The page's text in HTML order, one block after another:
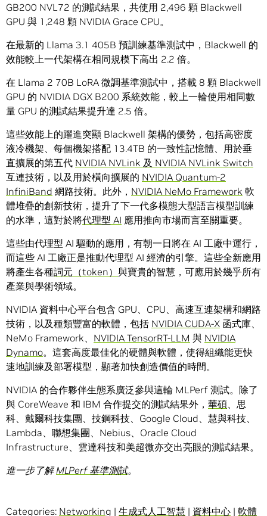
GB200 NVL72 的測試結果，共使用 2,496 顆 Blackwell
GPU 與 1,248 顆 NVIDIA Grace CPU。
在最新的 Llama 3.1 405B 預訓練基準測試中，Blackwell 的
效能較上一代架構在相同規模下高出 2.2 倍。
在 Llama 2 70B LoRA 微調基準測試中，搭載 8 顆 Blackwell
GPU 的 NVIDIA DGX B200 系統效能，較上一輪使用相同數
量 GPU 的測試結果提升達 2.5 倍。
這些效能上的躍進突顯 Blackwell 架構的優勢，包括高密度
液冷機架、每個機架搭配 13.4TB 的一致性記憶體、用於垂
直擴展的第五代 NVIDIA NVLink 及 NVIDIA NVLink Switch
互連技術，以及用於橫向擴展的 NVIDIA Quantum-2
InfiniBand 網路技術。此外， NVIDIA NeMo Framework 軟
體堆疊的創新技術，提升了下一代多模態大型語言模型訓練
的水準，這對於將代理型 AI 應用推向市場而言至關重要。
這些由代理型 AI 驅動的應用，有朝一日將在 AI 工廠中運行，
而這些 AI 工廠正是推動代理型 AI 經濟的引擎。這些全新應用
將產生各種詞元（token） 與寶貴的智慧，可應用於幾乎所有
產業與學術領域。
NVIDIA 資料中心平台包含 GPU、CPU、高速互連架構和網路
技術，以及種類豐富的軟體，包括 NVIDIA CUDA-X 函式庫、
NeMo Framework、 NVIDIA TensorRT-LLM 與 NVIDIA
Dynamo。這套高度最佳化的硬體與軟體，使得組織能更快
速地訓練及部署模型，顯著加快創造價值的時間。
NVIDIA 的合作夥伴生態系廣泛參與這輪 MLPerf 測試。除了
與 CoreWeave 和 IBM 合作提交的測試結果外， 華碩、思
科、戴爾科技集團、技鋼科技、Google Cloud、慧與科技、
Lambda、聯想集團、Nebius、Oracle Cloud
Infrastructure、雲達科技和美超微亦交出亮眼的測試結果。
進一步了解 MLPerf基準測試。
Categories: Networking | 生成式人工智慧 | 資料中心 | 軟體